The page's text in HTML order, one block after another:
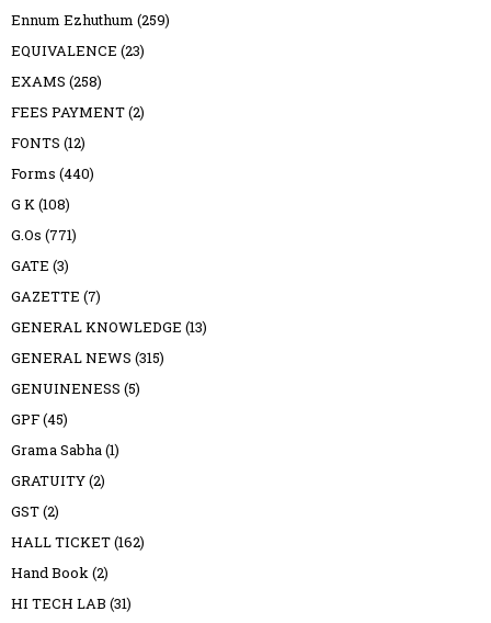
Ennum Ezhuthum (259)
EQUIVALENCE (23)
EXAMS (258)
FEES PAYMENT(2)
FONTS (12)
Forms (440)
G K(108)
G.Os (771)
GATE (3)
GAZETTE (7)
GENERAL KNOWLEDGE (13)
GENERAL NEWS (315)
GENUINENESS (5)
GPF(45)
Grama Sabha(1)
GRATUITY(2)
GST(2)
HALL TICKET(162)
Hand Book(2)
HI TECH LAB (31)